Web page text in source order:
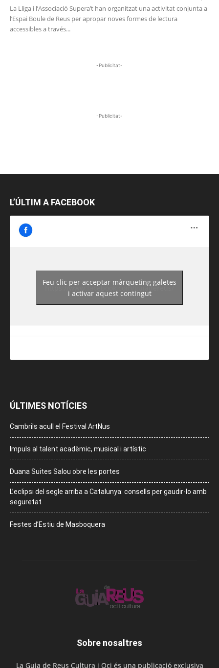
La Lliga i l’Associació Supera’t han organitzat una activitat conjunta a
l’Espai Boule de Reus per apropar noves formes de lectura
accessibles a través...
-Publicitat-
-Publicitat-
L’ÚLTIM A FACEBOOK
https://www.facebook.com/guiadereus/
Feu clic per acceptar màrqueting galetes
i activar aquest contingut
ÚLTIMES NOTÍCIES
Cambrils acull el Festival ArtNus
Impuls al talent acadèmic, musical i artístic
Duana Suites Salou obre les portes
L’eclipsi del segle arriba a Catalunya: consells per gaudir-lo amb
seguretat
Festes d’Estiu de Masboquera
Sobre nosaltres
La Guia de Reus Cultura i Oci és una publicació exclusiva